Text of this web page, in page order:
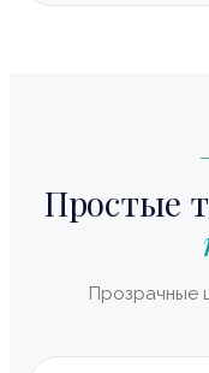
Простые
Прозрачные